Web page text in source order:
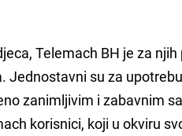
Telemach BH je za
Jednostavni su za
zanimljivim i zabavnim
korisnici, koji u okviru